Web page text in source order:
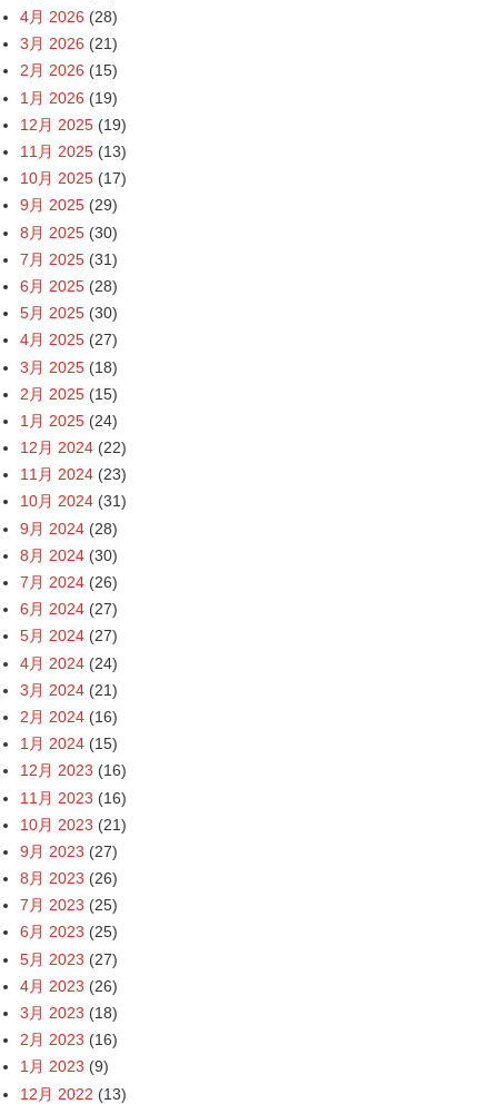
4月 2026 (28)
3月 2026 (21)
2月 2026 (15)
1月 2026 (19)
12月 2025 (19)
11月 2025 (13)
10月 2025 (17)
9月 2025 (29)
8月 2025 (30)
7月 2025 (31)
6月 2025 (28)
5月 2025 (30)
4月 2025 (27)
3月 2025 (18)
2月 2025 (15)
1月 2025 (24)
12月 2024 (22)
11月 2024 (23)
10月 2024 (31)
9月 2024 (28)
8月 2024 (30)
7月 2024 (26)
6月 2024 (27)
5月 2024 (27)
4月 2024 (24)
3月 2024 (21)
2月 2024 (16)
1月 2024 (15)
12月 2023 (16)
11月 2023 (16)
10月 2023 (21)
9月 2023 (27)
8月 2023 (26)
7月 2023 (25)
6月 2023 (25)
5月 2023 (27)
4月 2023 (26)
3月 2023 (18)
2月 2023 (16)
1月 2023 (9)
12月 2022 (13)